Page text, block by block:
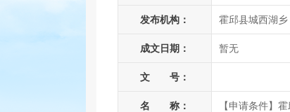
发布机构： 霍邱县城西湖乡
成文日期： 暂无
文 号：
名 称： 【申请条件】